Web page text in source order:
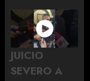
JUICIO
SEVERO A